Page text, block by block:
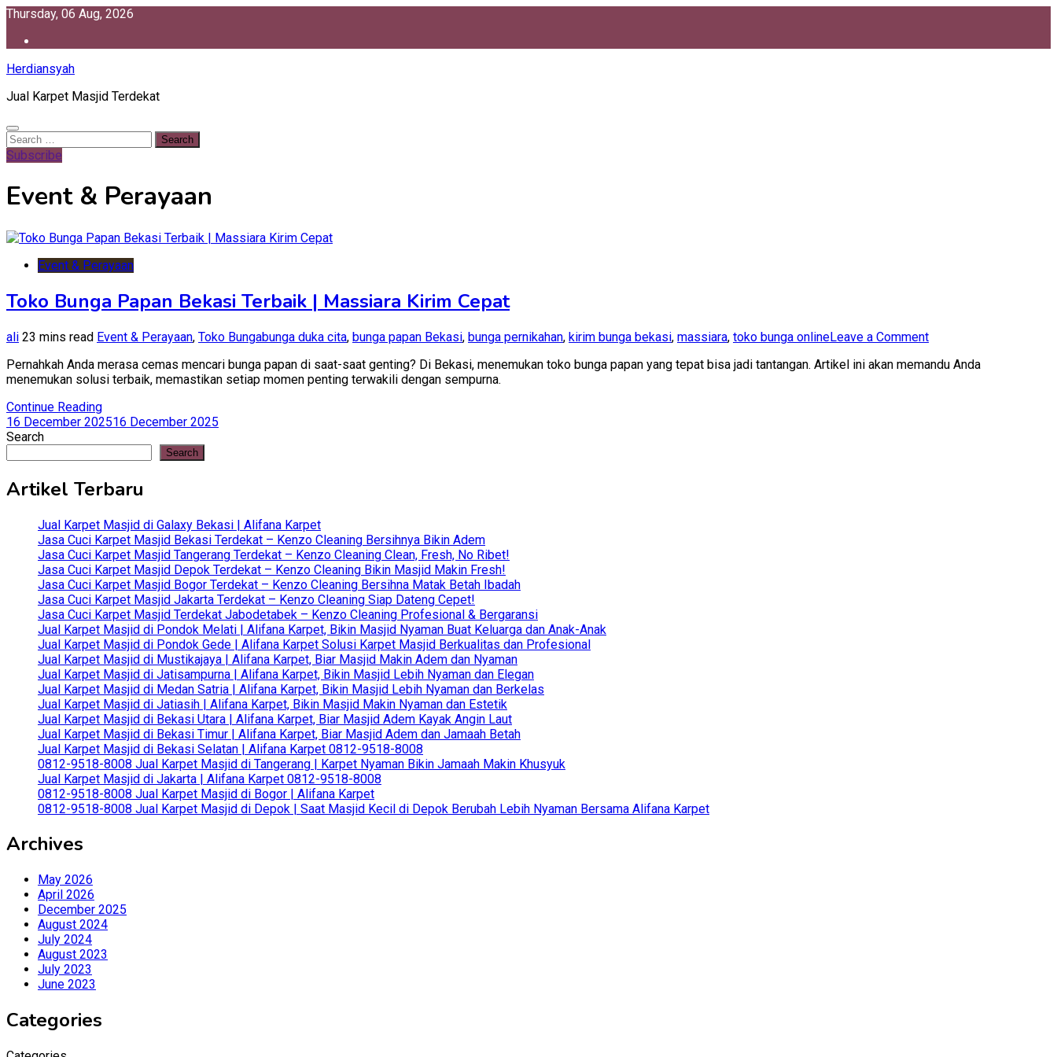
Skip
content
Thursday, 06 Aug, 2026
Herdiansyah
Jual Karpet Masjid Terdekat
Search
for:
Subscribe
Event & Perayaan
Event & Perayaan
Toko Bunga Papan Bekasi Terbaik | Massiara Kirim Cepat
ali 23 mins read Event & Perayaan, Toko Bungabunga duka cita, bunga papan Bekasi, bunga pernikahan, kirim bunga bekasi, massiara, toko bunga onlineLeave a Commenton
Bunga
Pernahkah Anda merasa cemas mencari bunga papan di saat-saat genting? Di Bekasi, menemukan toko bunga papan yang tepat bisa jadi tantangan. Artikel ini akan memandu Anda
menemukan solusi terbaik, memastikan setiap momen penting terwakili dengan sempurna.
Continue Reading
16 December 202516 December 2025
Search
Search
Artikel Terbaru
Jual Karpet Masjid di Galaxy Bekasi | Alifana Karpet
Jasa Cuci Karpet Masjid Bekasi Terdekat – Kenzo Cleaning Bersihnya Bikin Adem
Jasa Cuci Karpet Masjid Tangerang Terdekat – Kenzo Cleaning Clean, Fresh, No Ribet!
Jasa Cuci Karpet Masjid Depok Terdekat – Kenzo Cleaning Bikin Masjid Makin Fresh!
Jasa Cuci Karpet Masjid Bogor Terdekat – Kenzo Cleaning Bersihna Matak Betah Ibadah
Jasa Cuci Karpet Masjid Jakarta Terdekat – Kenzo Cleaning Siap Dateng Cepet!
Jasa Cuci Karpet Masjid Terdekat Jabodetabek – Kenzo Cleaning Profesional & Bergaransi
Jual Karpet Masjid di Pondok Melati | Alifana Karpet, Bikin Masjid Nyaman Buat Keluarga dan Anak-Anak
Jual Karpet Masjid di Pondok Gede | Alifana Karpet Solusi Karpet Masjid Berkualitas dan Profesional
Jual Karpet Masjid di Mustikajaya | Alifana Karpet, Biar Masjid Makin Adem dan Nyaman
Jual Karpet Masjid di Jatisampurna | Alifana Karpet, Bikin Masjid Lebih Nyaman dan Elegan
Jual Karpet Masjid di Medan Satria | Alifana Karpet, Bikin Masjid Lebih Nyaman dan Berkelas
Jual Karpet Masjid di Jatiasih | Alifana Karpet, Bikin Masjid Makin Nyaman dan Estetik
Jual Karpet Masjid di Bekasi Utara | Alifana Karpet, Biar Masjid Adem Kayak Angin Laut
Jual Karpet Masjid di Bekasi Timur | Alifana Karpet, Biar Masjid Adem dan Jamaah Betah
Jual Karpet Masjid di Bekasi Selatan | Alifana Karpet 0812-9518-8008
0812-9518-8008 Jual Karpet Masjid di Tangerang | Karpet Nyaman Bikin Jamaah Makin Khusyuk
Jual Karpet Masjid di Jakarta | Alifana Karpet 0812-9518-8008
0812-9518-8008 Jual Karpet Masjid di Bogor | Alifana Karpet
0812-9518-8008 Jual Karpet Masjid di Depok | Saat Masjid Kecil di Depok Berubah Lebih Nyaman Bersama Alifana Karpet
Archives
May 2026
April 2026
December 2025
August 2024
July 2024
August 2023
July 2023
June 2023
Categories